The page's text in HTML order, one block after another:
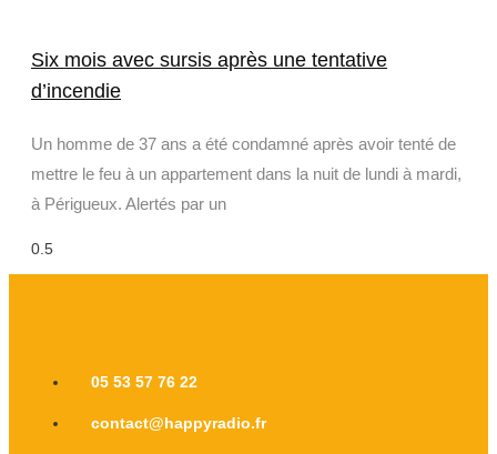
Six mois avec sursis après une tentative
d’incendie
Un homme de 37 ans a été condamné après avoir tenté de
mettre le feu à un appartement dans la nuit de lundi à mardi,
à Périgueux. Alertés par un
05 53 57 76 22
contact@happyradio.fr